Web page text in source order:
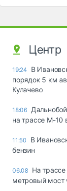
Центр
19:24
В
порядок 5 км
Кулачево
18:06
на трассе М-10
11:50
В
бензин
06.08 На
метровый мост